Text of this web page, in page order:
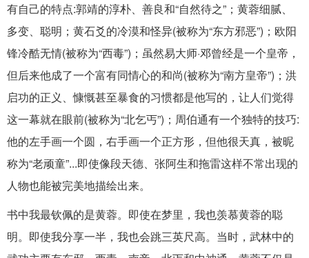
有自己的特点:郭靖的淳朴、善良和“自然待之”；黄蓉细腻、
多变、聪明；黄石爻的冷漠和怪异(被称为“东方邪恶”)；欧阳
锋冷酷无情(被称为“西毒”)；虽然易大师·邓曾经是一个皇帝，
但后来他成了一个富有同情心的和尚(被称为“南方皇帝”)；洪
启功的正义、慷慨甚至暴食的习惯都是他写的，让人们觉得
这一幕就在眼前(被称为“北乞丐”)；周伯通有一个独特的技巧:
他的左手画一个圆，右手画一个正方形，但他很天真，被昵
称为“老顽童”...即使像段天德、张阿生和拖雷这样不常出现的
人物也能被完美地描绘出来。
书中我最钦佩的是黄蓉。即使在梦里，我也羡慕黄蓉的聪
明。即使我分享一半，我也会跳三英尺高。当时，武林中的